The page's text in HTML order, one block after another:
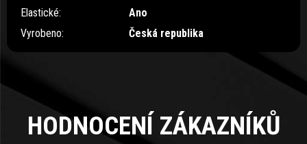
HODNOCENÍ ZÁKAZNÍKŮ
Elastické:
Ano
Vyrobeno: Česká republika